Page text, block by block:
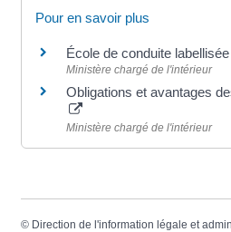
Pour en savoir plus
École de conduite labellisée
Ministère chargé de l'intérieur
Obligations et avantages
Ministère chargé de l'intérieur
© Direction de l'information légale et